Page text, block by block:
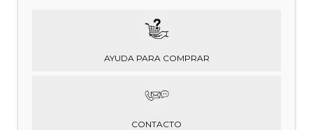
AYUDA PARA COMPRAR
CONTACTO